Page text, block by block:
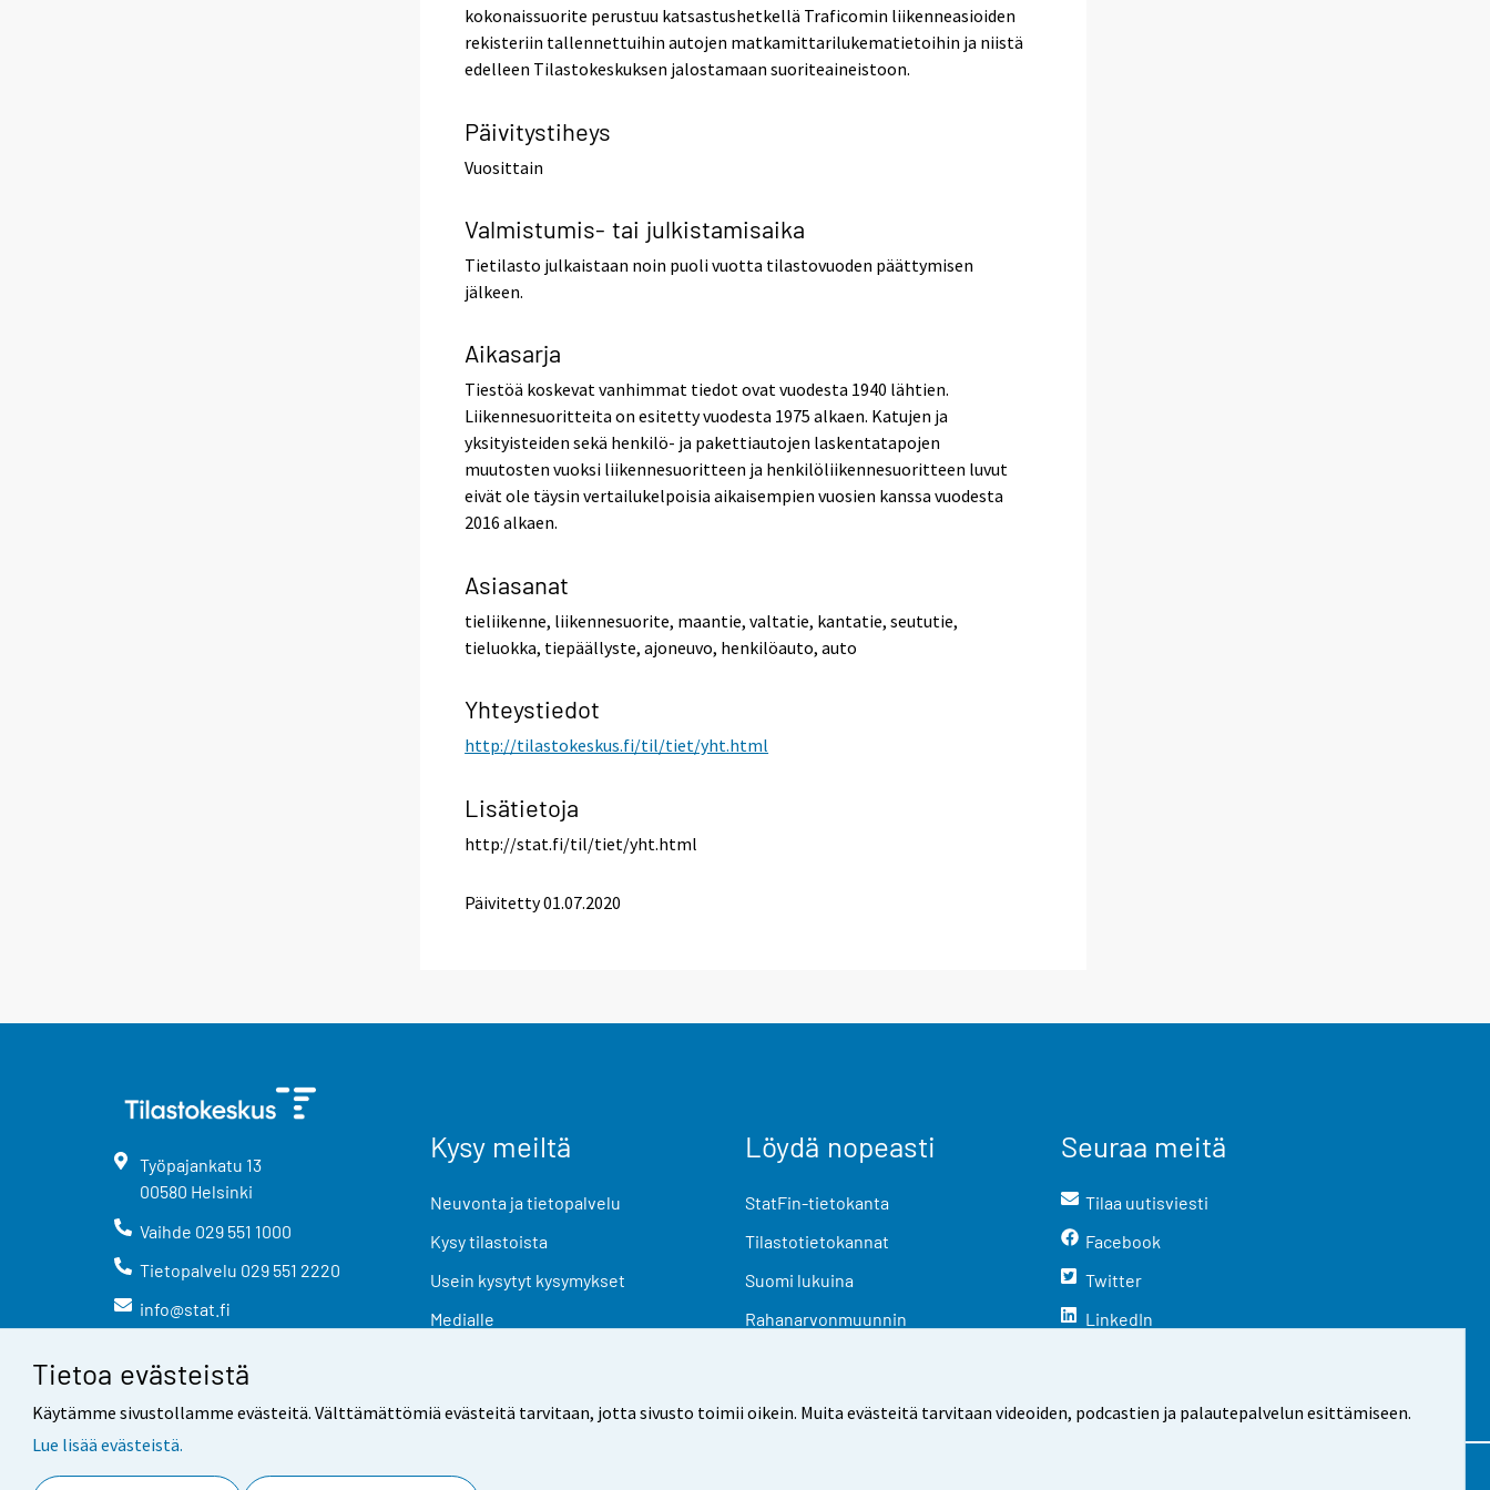
Tietoa evästeistä
Käytämme sivustollamme evästeitä. Välttämättömiä evästeitä tarvitaan, jotta sivusto toimii oikein. Muita evästeitä tarvitaan videoiden, podcastien ja palautepalvelun esittämiseen.
Lue lisää evästeistä.
kokonaissuorite perustuu katsastushetkellä Traficomin liikenneasioiden
rekisteriin tallennettuihin autojen matkamittarilukematietoihin ja niistä
edelleen Tilastokeskuksen jalostamaan suoriteaineistoon.
Päivitystiheys
Vuosittain
Valmistumis- tai julkistamisaika
Tietilasto julkaistaan noin puoli vuotta tilastovuoden päättymisen
jälkeen.
Aikasarja
Tiestöä koskevat vanhimmat tiedot ovat vuodesta 1940 lähtien.
Liikennesuoritteita on esitetty vuodesta 1975 alkaen. Katujen ja
yksityisteiden sekä henkilö- ja pakettiautojen laskentatapojen
muutosten vuoksi liikennesuoritteen ja henkilöliikennesuoritteen luvut
eivät ole täysin vertailukelpoisia aikaisempien vuosien kanssa vuodesta
2016 alkaen.
Asiasanat
tieliikenne, liikennesuorite, maantie, valtatie, kantatie, seututie,
tieluokka, tiepäällyste, ajoneuvo, henkilöauto, auto
Yhteystiedot
http://tilastokeskus.fi/til/tiet/yht.html
Lisätietoja
http://stat.fi/til/tiet/yht.html
Päivitetty 01.07.2020
Työpajankatu 13
00580 Helsinki
Vaihde 029 551 1000
Tietopalvelu 029 551 2220
info@stat.fi
Kysy meiltä
Neuvonta ja tietopalvelu
Kysy tilastoista
Usein kysytyt kysymykset
Medialle
Löydä nopeasti
StatFin-tietokanta
Tilastotietokannat
Suomi lukuina
Rahanarvonmuunnin
Seuraa meitä
Tilaa uutisviesti
Facebook
Twitter
LinkedIn